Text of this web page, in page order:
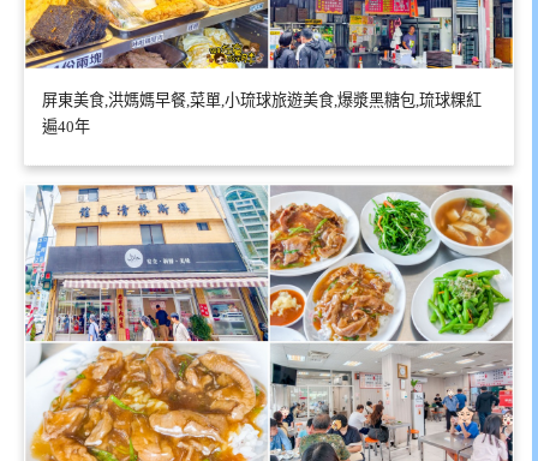
屏東美食,洪媽媽早餐,菜單,小琉球旅遊美食,爆漿黑糖包,琉球粿紅
遍40年